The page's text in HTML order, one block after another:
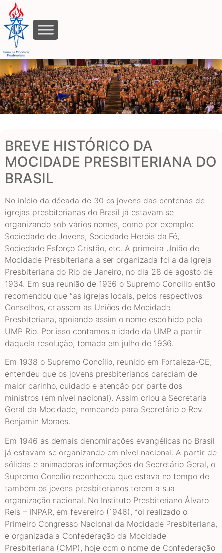
BREVE HISTÓRICO DA
MOCIDADE PRESBITERIANA DO
BRASIL
No início da década de 30 os jovens das centenas de
igrejas presbiterianas do Brasil já estavam se
organizando sob vários nomes, como por exemplo:
Sociedade de Jovens, Sociedade Heróis da Fé,
Sociedade Esforço Cristão, etc. A primeira União de
Mocidade Presbiteriana a ser organizada foi a da Igreja
Presbiteriana do Rio de Janeiro, no dia 28 de agosto de
1934. Em sua reunião de 1936 o Supremo Concilio então
recomendou que “as igrejas locais, pelos respectivos
Conselhos, criassem as Uniões de Mocidade
Presbiteriana, apoiando assim o nome escolhido pela
UMP Rio. Por isso contamos a idade da UMP a partir
daquela resolução, tomada em julho de 1936.
Em 1938 o Supremo Concílio, reunido em Fortaleza-CE,
entendeu que os jovens presbiterianos careciam de
maior carinho, cuidado e atenção por parte dos
ministros (em nível nacional). Assim criou a Secretaria
Geral da Mocidade, nomeando para Secretário o Rev.
Benjamin Moraes.
Em 1946 as demais denominações evangélicas no Brasil
já estavam se organizando em nível nacional. A partir de
sólidas e animadoras informações do Secretário Geral, o
Supremo Concílio reconheceu que estava no tempo de
também os jovens presbiterianos terem a sua
organização nacional. No Instituto Presbiteriano Álvaro
Reis – INPAR, em fevereiro (1946), foi realizado o
Primeiro Congresso Nacional da Mocidade Presbiteriana,
e organizada a Confederação da Mocidade
Presbiteriana (CMP), hoje com o nome de Confederação